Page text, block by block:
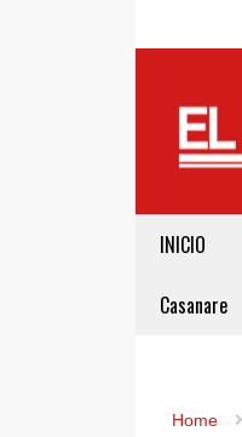
INICIO
Casanare
Home